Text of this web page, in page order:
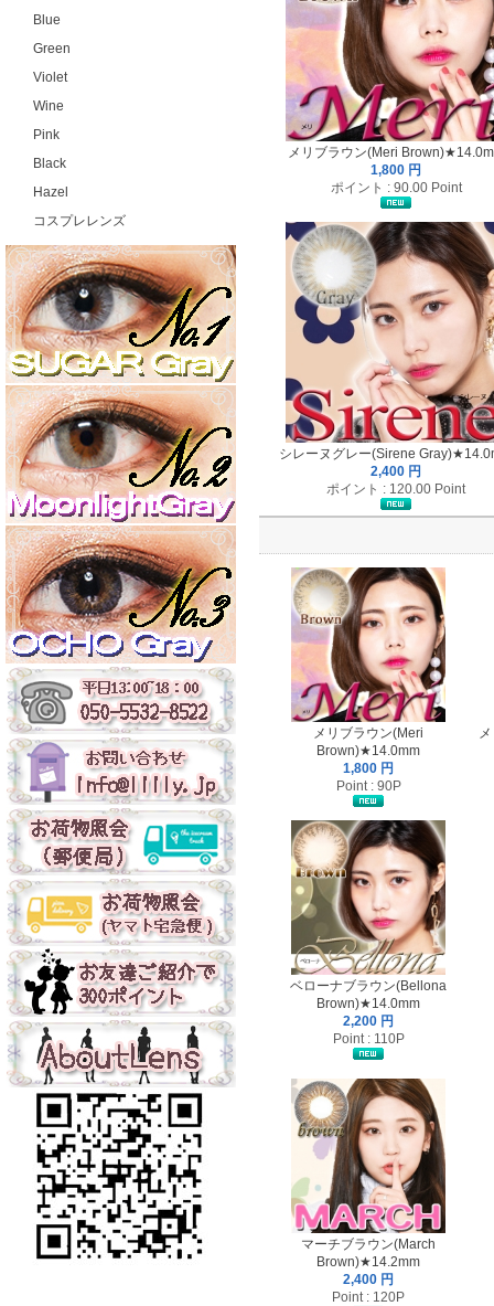
Blue
Green
Violet
Wine
Pink
Black
Hazel
コスプレレンズ
メリブラウン(Meri
1,800 円
ポイント : 90.00 Point
シレーヌグレー(Sirene
2,400 円
ポイント : 120.00 Point
メリブラウン(Meri
Brown)★14.0mm
1,800 円
Point : 90P
ベローナブラウン(Bellona
Brown)★14.0mm
2,200 円
Point : 110P
マーチブラウン(March
Brown)★14.2mm
2,400 円
Point : 120P